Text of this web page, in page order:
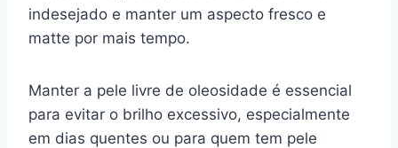
indesejado e manter um aspecto fresco e
matte por mais tempo.
Manter a pele livre de oleosidade é essencial
para evitar o brilho excessivo, especialmente
em dias quentes ou para quem tem pele